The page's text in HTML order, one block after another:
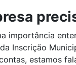
importância
Inscrição
estamos